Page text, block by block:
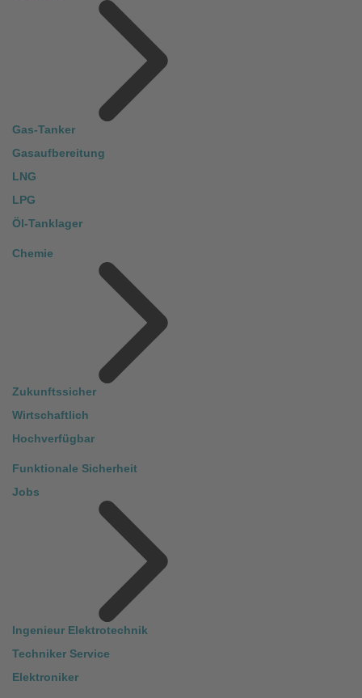
Gas-Tanker
Gasaufbereitung
LNG
LPG
Öl-Tanklager
Chemie
Zukunftssicher
Wirtschaftlich
Hochverfügbar
Funktionale Sicherheit
Jobs
Ingenieur Elektrotechnik
Techniker Service
Elektroniker